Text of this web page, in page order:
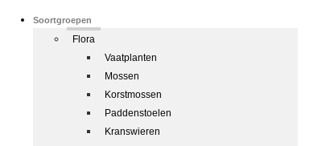
Soortgroepen
Flora
Vaatplanten
Mossen
Korstmossen
Paddenstoelen
Kranswieren